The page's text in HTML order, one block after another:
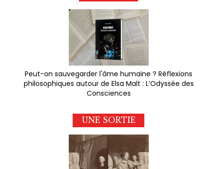
Peut-on sauvegarder l'âme humaine ? Réflexions
philosophiques autour de Elsa Malt : L’Odyssée des
Consciences
UNE SORTIE